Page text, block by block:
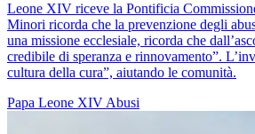
Leone XIV riceve la Pontificia
Minori ricorda che la prevenzione degli
una missione ecclesiale, ricorda che
credibile di speranza e rinnovamento”.
cultura della cura”, aiutando le comunità.
Papa Leone XIV Abusi